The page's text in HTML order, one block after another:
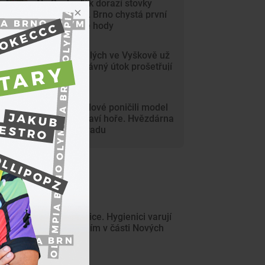
Na Svoboďák dorazí stovky
krojovaných. Brno chystá první
celoměstské hody
Gang nezletilých ve Vyškově už
dořádil. Nedávný útok prošetřují
kriminalisté
Mladí vandalové poničili model
Marsu na Kraví hoře. Hvězdárna
zařídila náhradu
články
Pozor na sinice. Hygienici varují
před koupáním v části Nových
Mlýnů